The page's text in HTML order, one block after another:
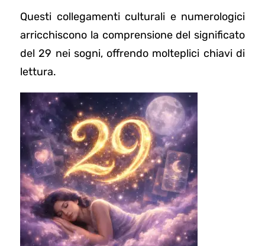
Questi collegamenti culturali e numerologici
arricchiscono la comprensione del significato
del 29 nei sogni, offrendo molteplici chiavi di
lettura.